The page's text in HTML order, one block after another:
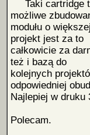
Taki cartridge
możliwe
modułu o
projekt jest za to
całkowicie za
też i bazą do
kolejnych
odpowiedniej
Najlepiej w druku
Polecam.